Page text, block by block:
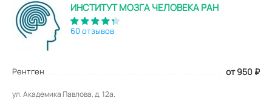
ИНСТИТУТ МОЗГА ЧЕЛОВЕКА РАН
60 отзывов
Рентген от 950 ₽
ул. Академика Павлова, д. 12а.